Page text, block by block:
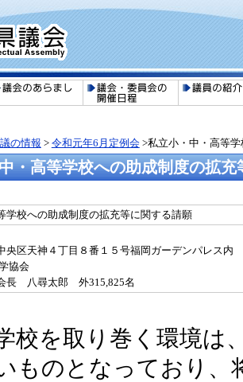
の情報 > 令和元年6月定例会>私立小・中・高等
・高等学校への助成制度の拡充
学校への助成制度の拡充等に関する請願
区天神４丁目８番１５号福岡ガーデンパレス内
協会
長 八尋太郎 外315,825名
校を取り巻く環境は
ものとなっており、